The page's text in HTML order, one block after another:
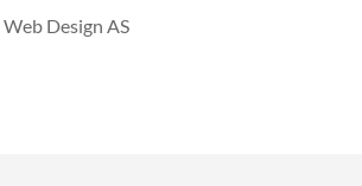
Web Design AS